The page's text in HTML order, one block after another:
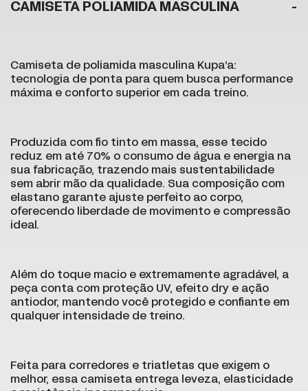
CAMISETA POLIAMIDA MASCULINA
Camiseta de poliamida masculina Kupa’a:
tecnologia de ponta para quem busca performance
máxima e conforto superior em cada treino.
Produzida com fio tinto em massa, esse tecido
reduz em até 70% o consumo de água e energia na
sua fabricação, trazendo mais sustentabilidade
sem abrir mão da qualidade. Sua composição com
elastano garante ajuste perfeito ao corpo,
oferecendo liberdade de movimento e compressão
ideal.
Além do toque macio e extremamente agradável, a
peça conta com proteção UV, efeito dry e ação
antiodor, mantendo você protegido e confiante em
qualquer intensidade de treino.
Feita para corredores e triatletas que exigem o
melhor, essa camiseta entrega leveza, elasticidade